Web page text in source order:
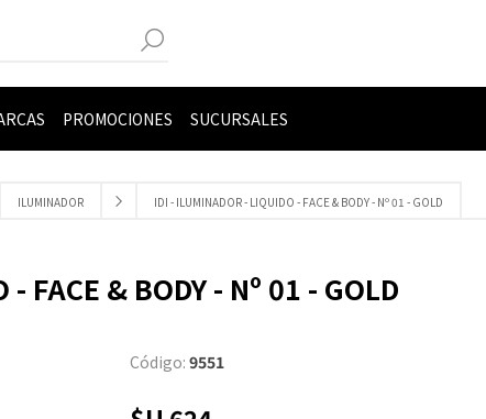
PROMOCIONES SUCURSALES
ILUMINADOR IDI - ILUMINADOR - LIQUIDO - FACE & BODY - Nº 01 - GOLD
FACE & BODY - Nº 01 - GOLD
Código: 9551